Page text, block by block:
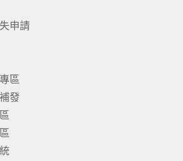
申請
區
發